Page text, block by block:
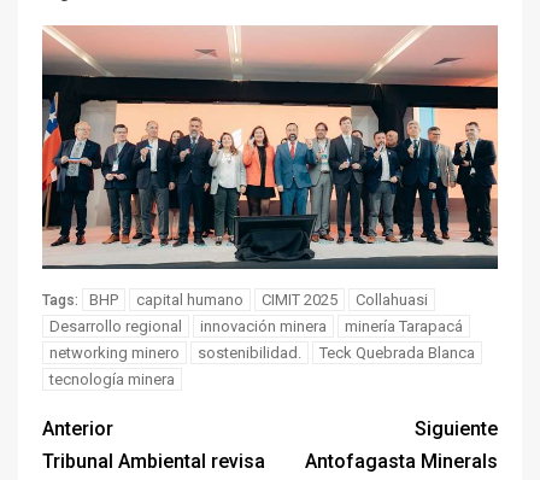
Tags: BHP capital humano CIMIT 2025
Collahuasi
Desarrollo regional
innovación minera
minería Tarapacá
networking minero
sostenibilidad.
Teck Quebrada Blanca
tecnología minera
Anterior
Tribunal Ambiental revisa
Siguiente
Antofagasta Minerals